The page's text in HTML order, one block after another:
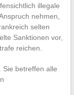
illegale
nehmen,
selten
Sanktionen vor,
reichen.
Sie betreffen alle